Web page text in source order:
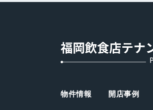
物件情報 開店事例